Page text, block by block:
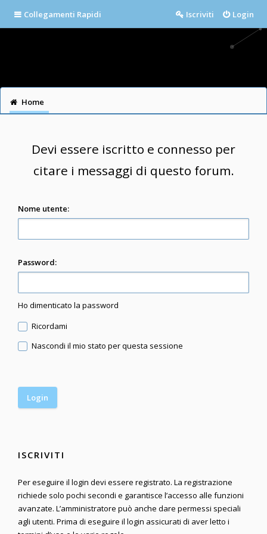
Collegamenti Rapidi Login
Iscriviti
Home
Devi essere iscritto e connesso per
citare i messaggi di questo forum.
Nome utente:
Password:
Ho dimenticato la password
Ricordami
Nascondi il mio stato per questa sessione
ISCRIVITI
Per eseguire il login devi essere registrato. La registrazione
richiede solo pochi secondi e garantisce l’accesso alle funzioni
avanzate. L’amministratore può anche dare permessi speciali
agli utenti. Prima di eseguire il login assicurati di aver letto i